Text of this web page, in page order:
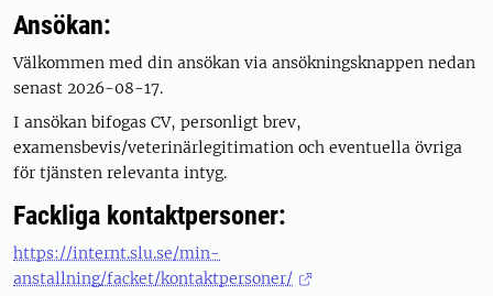
Ansökan:
Välkommen med din ansökan via ansökningsknappen nedan
senast 2026-08-17.
I ansökan bifogas CV, personligt brev,
examensbevis/veterinärlegitimation och eventuella övriga
för tjänsten relevanta intyg.
Fackliga kontaktpersoner:
https://internt.slu.se/min-
anstallning/facket/kontaktpersoner/